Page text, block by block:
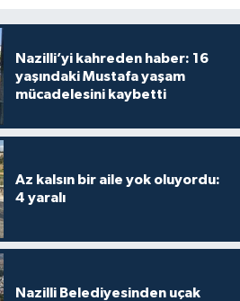
Nazilli’yi kahreden haber: 16
yaşındaki Mustafa yaşam
mücadelesini kaybetti
Az kalsın bir aile yok oluyordu:
4 yaralı
Nazilli Belediyesinden uçak